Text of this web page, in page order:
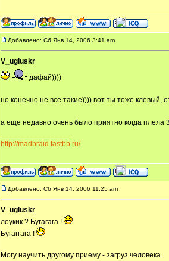
Добавлено: Сб Янв 14, 2006 3:41 am
V_ugluskr
дафай))))
но конечно не все такие)))) вот ты тоже
а еще недавно очень было приятно когда
http://madbraid.fastbb.ru/
Добавлено: Сб Янв 14, 2006 11:25 am
V_ugluskr
лоукик ? Бугагага !
Бугаггага !
Могу научить другому приему - загруз человека.